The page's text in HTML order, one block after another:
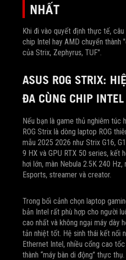
NHẤT
Khi đi vào quyết định thực tế,
chip Intel hay AMD chuyển thành
của Strix, Zephyrus, TUF".
ASUS ROG STRIX:
ĐA CÙNG CHIP INTEL
Nếu bạn là game thủ nghiêm túc
ROG Strix là dòng laptop ROG
mẫu 2025 2026 như Strix G16,
9 HX và GPU RTX 50 series, kết
hơi lớn, màn Nebula 2.5K 240 Hz,
Esports, streamer và creator.
Trong bối cảnh chọn laptop
bản Intel rất phù hợp cho người
cao nhất và không ngại máy dày
tản nhiệt tốt. Hệ sinh thái kết nối
Ethernet Intel, nhiều cổng cao
thành “máy bàn di động” thực thụ.